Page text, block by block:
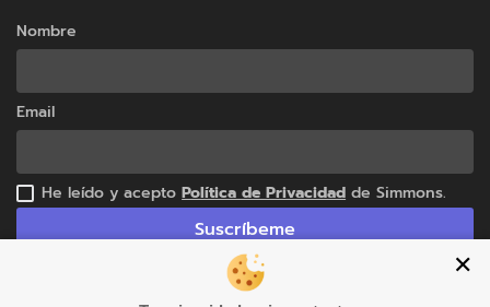
✕
Nombre
Email
He leído y aceptoPolítica de Privacidad de Simmons.
Suscríbeme